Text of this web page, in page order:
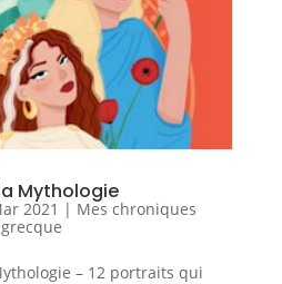
Mythologie
2021 | Mes chroniques
– 12 portraits qui